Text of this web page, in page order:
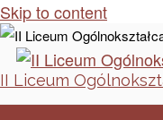
Skip to content
II Liceum